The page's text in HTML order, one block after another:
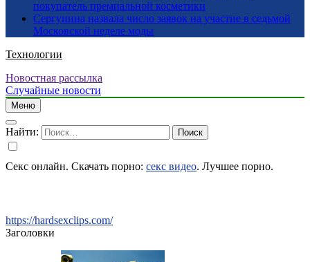
покупатель премиальной косметики
Сергунина назвала число заявок на участие в седьмой
Московской неделе моды
Технологии
Новостная рассылка
Случайные новости
Меню
Найти:
Секс онлайн. Скачать порно: секс видео. Лучшее порно.
https://hardsexclips.com/
Заголовки